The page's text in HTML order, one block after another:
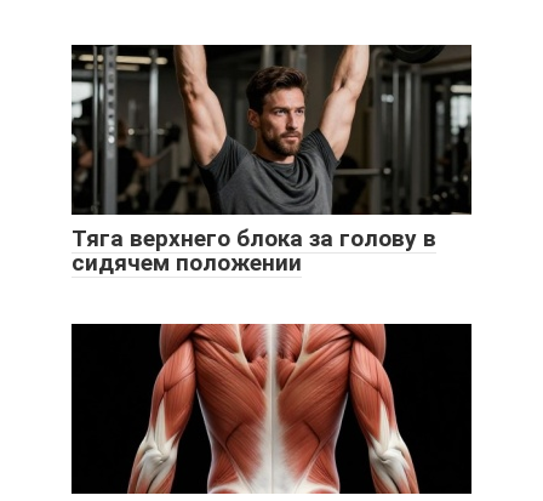
Тяга верхнего блока за голову в
сидячем положении